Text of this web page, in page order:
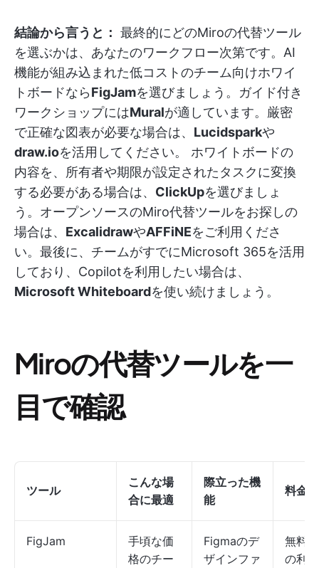
結論から言うと： 最終的にどのMiroの代替ツール
を選ぶかは、あなたのワークフロー次第です。AI
機能が組み込まれた低コストのチーム向けホワイ
トボードならFigJamを選びましょう。ガイド付き
ワークショップにはMuralが適しています。厳密
で正確な図表が必要な場合は、 Lucidsparkや
draw.ioを活用してください。 ホワイトボードの
内容を、所有者や期限が設定されたタスクに変換
する必要がある場合は、 ClickUpを選びましょ
う。オープンソースのMiro代替ツールをお探しの
場合は、 ExcalidrawやAFFiNEをご利用くださ
い。最後に、チームがすでにMicrosoft 365を活用
しており、Copilotを利用したい場合は、
Microsoft Whiteboardを使い続けましょう。
Miroの代替ツールを一
目で確認
ツール
こんな場
合に最適
際立った機
能
料金*
FigJam
手頃な価
格のチー
Figmaのデ
ザインファ
無料
の利